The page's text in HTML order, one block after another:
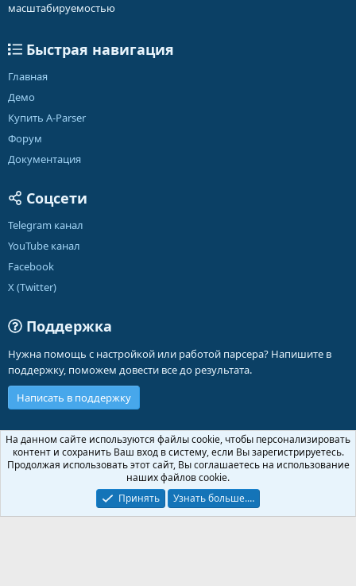
масштабируемостью
Быстрая навигация
Главная
Демо
Купить A-Parser
Форум
Документация
Соцсети
Telegram канал
YouTube канал
Facebook
X (Twitter)
Поддержка
Нужна помощь с настройкой или работой парсера? Напишите в
поддержку, поможем довести все до результата.
Написать в поддержку
Russian (RU)
Обратная связь
Условия и правила
Политика конфиденциальности
Помощь
Community platform by XenForo ® © 2010-2026 XenForo Ltd.
На данном сайте используются файлы cookie, чтобы персонализировать
контент и сохранить Ваш вход в систему, если Вы зарегистрируетесь.
Продолжая использовать этот сайт, Вы соглашаетесь на использование
наших файлов cookie.
Принять
Узнать больше.…